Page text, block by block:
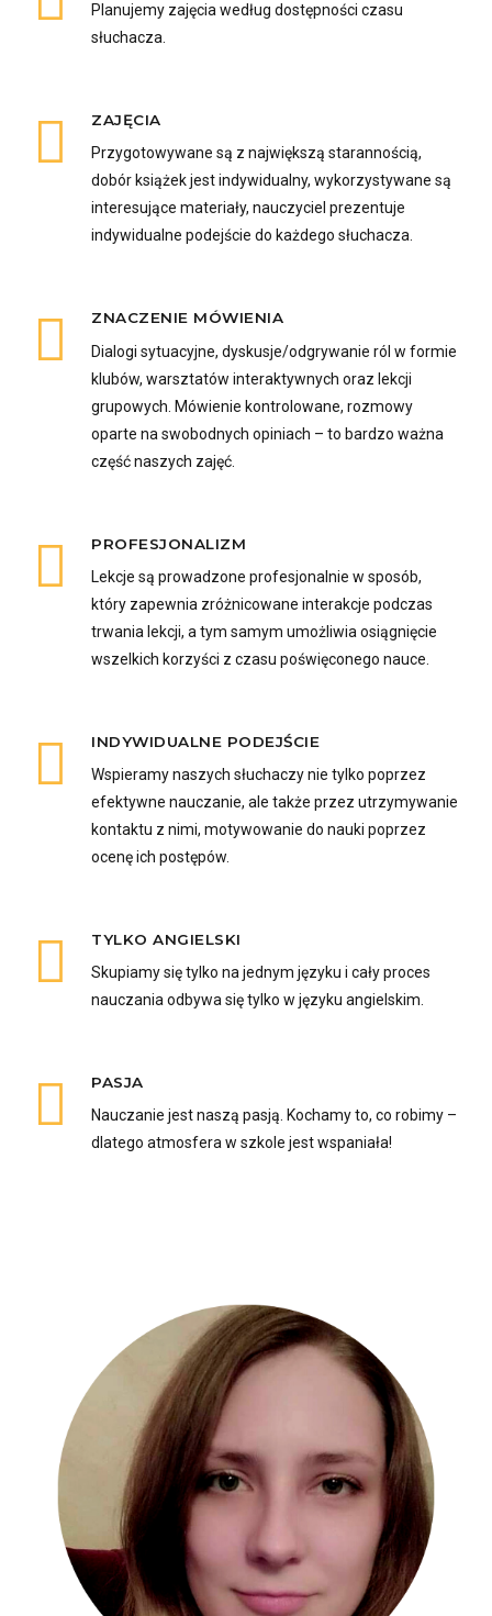
Planujemy zajęcia według dostępności czasu
słuchacza.
ZAJĘCIA
Przygotowywane są z największą starannością,
dobór książek jest indywidualny, wykorzystywane są
interesujące materiały, nauczyciel prezentuje
indywidualne podejście do każdego słuchacza.
ZNACZENIE MÓWIENIA
Dialogi sytuacyjne, dyskusje/odgrywanie ról w formie
klubów, warsztatów interaktywnych oraz lekcji
grupowych. Mówienie kontrolowane, rozmowy
oparte na swobodnych opiniach – to bardzo ważna
część naszych zajęć.
PROFESJONALIZM
Lekcje są prowadzone profesjonalnie w sposób,
który zapewnia zróżnicowane interakcje podczas
trwania lekcji, a tym samym umożliwia osiągnięcie
wszelkich korzyści z czasu poświęconego nauce.
INDYWIDUALNE PODEJŚCIE
Wspieramy naszych słuchaczy nie tylko poprzez
efektywne nauczanie, ale także przez utrzymywanie
kontaktu z nimi, motywowanie do nauki poprzez
ocenę ich postępów.
TYLKO ANGIELSKI
Skupiamy się tylko na jednym języku i cały proces
nauczania odbywa się tylko w języku angielskim.
PASJA
Nauczanie jest naszą pasją. Kochamy to, co robimy –
dlatego atmosfera w szkole jest wspaniała!